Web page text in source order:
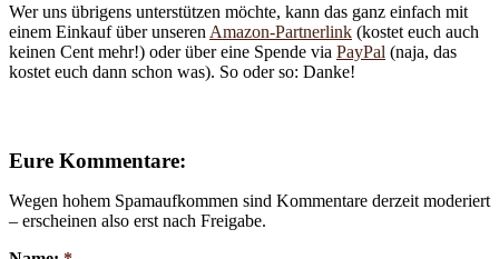
Wer uns übrigens unterstützen möchte, kann das ganz einfach mit
einem Einkauf über unseren Amazon-Partnerlink (kostet euch auch
keinen Cent mehr!) oder über eine Spende via PayPal (naja, das
kostet euch dann schon was). So oder so: Danke!
Eure Kommentare:
Wegen hohem Spamaufkommen sind Kommentare derzeit moderiert
– erscheinen also erst nach Freigabe.